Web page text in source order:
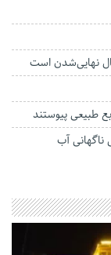
نهایی‌شدن است
ناگهانی آب